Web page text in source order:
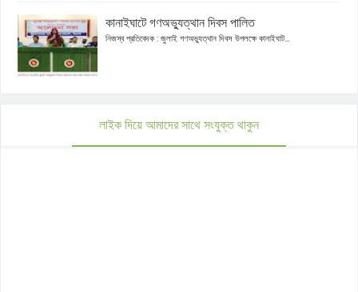
কানাইঘাটে গণঅভ্যুত্থান দিবস পালিত
নিজস্ব প্রতিবেদক : জুলাই গণঅভ্যুত্থান দিবস উপলক্ষে কানাইঘাট...
লাইক দিয়ে আমাদের সাথে সংযুক্ত থাকুন